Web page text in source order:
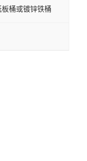
桶或镀锌铁桶